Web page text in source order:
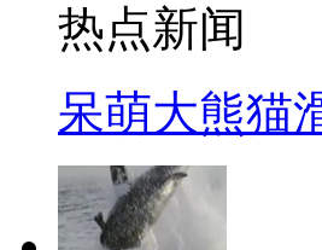
热点新闻
呆萌大熊猫